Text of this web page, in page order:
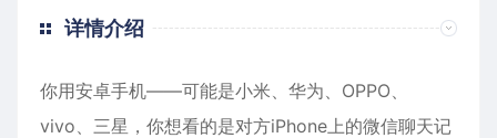
详情介绍
你用安卓手机——可能是小米、华为、OPPO、
vivo、三星，你想看的是对方iPhone上的微信聊天记